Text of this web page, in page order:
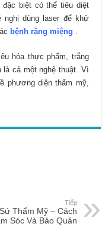
đặc biệt có thể tiêu diệt
nghị dùng laser để khử
bệnh răng miệng .
hóa thực phẩm, trắng
cả một nghệ thuật. Vì
phương diện thẩm mỹ,
Tiếp
Thẩm Mỹ – Cách
Sóc Và Bảo Quản